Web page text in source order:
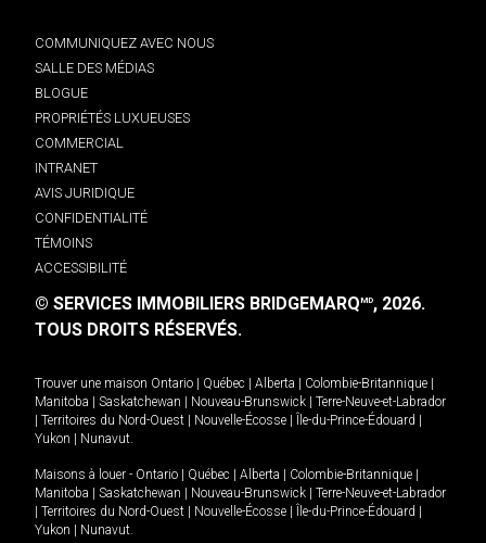
COMMUNIQUEZ AVEC NOUS
SALLE DES MÉDIAS
BLOGUE
PROPRIÉTÉS LUXUEUSES
COMMERCIAL
INTRANET
AVIS JURIDIQUE
CONFIDENTIALITÉ
TÉMOINS
ACCESSIBILITÉ
© SERVICES IMMOBILIERS BRIDGEMARQMD, 2026.
TOUS DROITS RÉSERVÉS.
Trouver une maison Ontario Québec Alberta Colombie-Britannique
Manitoba
Saskatchewan Nouveau-Brunswick
Terre-Neuve-et-Labrador
Territoires du Nord-Ouest Nouvelle-Écosse Île-du-Prince-Édouard
Yukon
Nunavut.
Maisons à louer - Ontario Québec Alberta Colombie-Britannique
Manitoba
Saskatchewan Nouveau-Brunswick
Terre-Neuve-et-Labrador
Territoires du Nord-Ouest Nouvelle-Écosse Île-du-Prince-Édouard
Yukon
Nunavut.